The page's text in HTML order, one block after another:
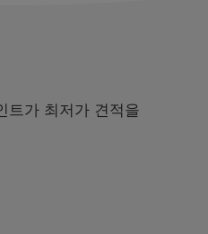
트가 최저가 견적을